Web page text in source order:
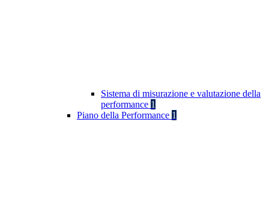
Sistema di misurazione e valutazione della
performance 1
Piano della Performance 1